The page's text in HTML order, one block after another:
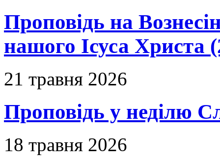
Проповідь на
нашого Ісуса Христа
21 травня 2026
Проповідь у неділю
18 травня 2026